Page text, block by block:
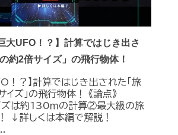
大UFO！？】計算ではじき出さ
約2倍サイズ」の飛行物体！
！？】計算ではじき出された「旅
ズ」の飛行物体！ 《論点》
は約130ｍの計算②最大級の旅
↓詳しくは本編で解説！